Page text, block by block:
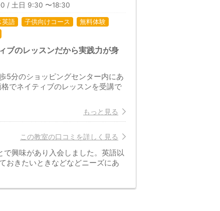
/ 土日 9:30 〜18:30
英語 子供向けコース
無料体験
ブのレッスンだから実践力が身
5分のショッピングセンター内にあ
でネイティブのレッスンを受講で
もっと見る
この教室の口コミを詳しく見る
で興味があり入会しました。英語以
おきたいときなどなどニーズにあ